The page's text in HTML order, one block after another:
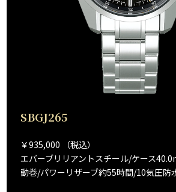
SBGJ265
￥935,000 （税込）
エバーブリリアントスチール/ケース
動巻/パワーリザーブ約55時間/10気圧防